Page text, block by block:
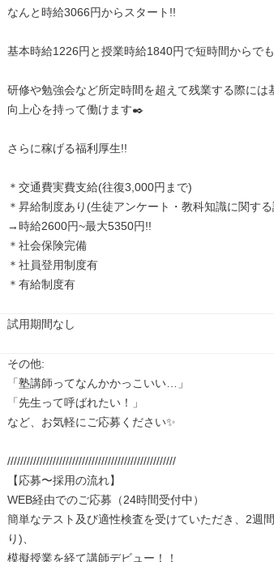
なんと時給3066円からスタート!!
基本時給1226円と授業時給1840円で短時間からで
研修や勉強会など所定時間を超えて残業する際には
向上心を持って働けます✒️
さらに稼げる福利厚生!!
＊交通費実費支給(往復3,000円まで)
＊昇給制度あり(生徒アンケート・教科知識に関す
→時給2600円~最大5350円!!
＊社会保険完備
＊社員登用制度有
＊有給制度有
試用期間なし
その他:
「塾講師ってなんかかっこいい…」
「先生って呼ばれたい！」
など、お気軽にご応募ください✨
////////////////////////////////////////////////////
【応募〜採用の流れ】
WEB経由でのご応募（24時間受付中）
簡単なテスト及び適性検査を受けていただき、2週
り)、
模擬授業を経て講師デビュー！！